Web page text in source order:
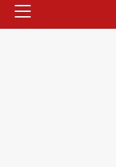
Menü